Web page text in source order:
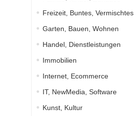
Freizeit, Buntes, Vermischtes
Garten, Bauen, Wohnen
Handel, Dienstleistungen
Immobilien
Internet, Ecommerce
IT, NewMedia, Software
Kunst, Kultur